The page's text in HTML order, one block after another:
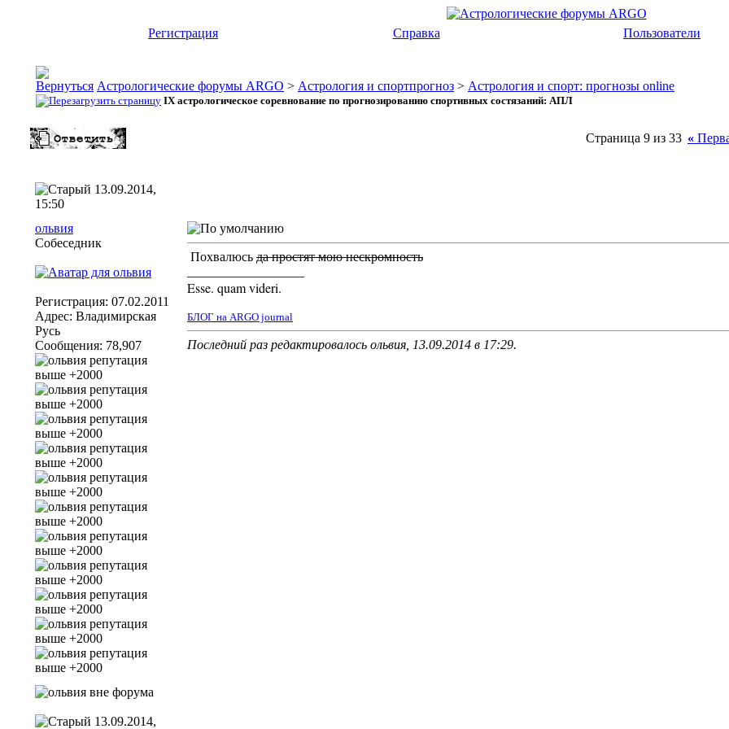
Регистрация Справка Пользователи
Астрологические форумы ARGO > Астрология и спортпрогноз > Астрология и спорт: прогнозы online
IX астрологическое соревнование по прогнозированию спортивных состязаний: АПЛ
Страница 9 из 33 «
13.09.2014,
15:50
ольвия
Собеседник
Регистрация: 07.02.2011
Адрес: Владимирская
Русь
Сообщения: 78,907
Похвалюсь да простят мою нескромность
Esse. quam videri.
БЛОГ на ARGO jour​​​nal
Последний раз редактировалось ольвия, 13.09.2014 в 17:29.
13.09.2014,